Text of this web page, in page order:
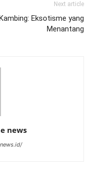
Next article
Eksotisme yang
Menantang
news